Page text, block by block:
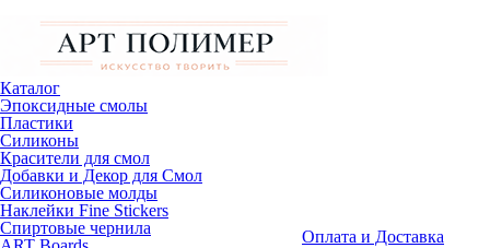
Каталог
Эпоксидные смолы
Пластики
Силиконы
Красители для смол
Добавки и Декор для Смол
Силиконовые молды
Наклейки Fine Stickers
Спиртовые чернила
Оплата и Доставка